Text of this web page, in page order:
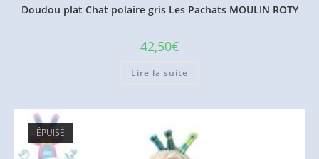
Doudou plat Chat polaire gris Les Pachats MOULIN ROTY
42,50€
Lire la suite
ÉPUISÉ